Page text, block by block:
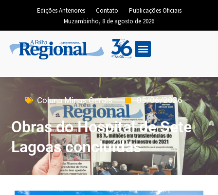
Edições Anteriores Contato
Publicações Oficiais
Muzambinho, 8 de agosto de 2026
Coluna Minas Gerais 05/06/2026
Obras do Hospital de Sete
Lagoas concluídas